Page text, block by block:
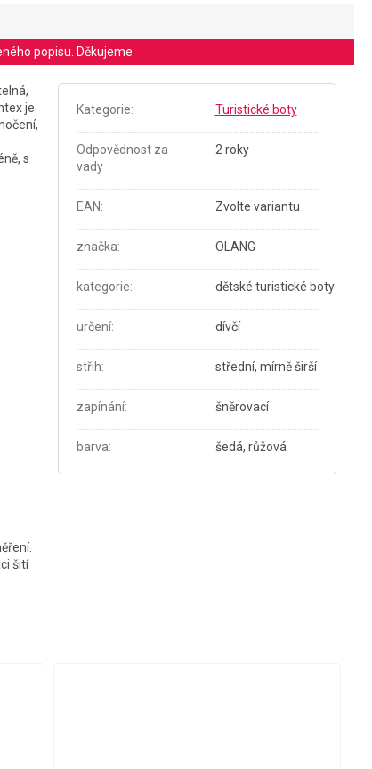
popisu. Děkujeme
je
s
šití
Kategorie: Turistické boty
Odpovědnost za
vady
2 roky
EAN: Zvolte variantu
značka: OLANG
kategorie: dětské turistické boty
určení: dívčí
střih: střední, mírně širší
zapínání: šněrovací
barva: šedá, růžová